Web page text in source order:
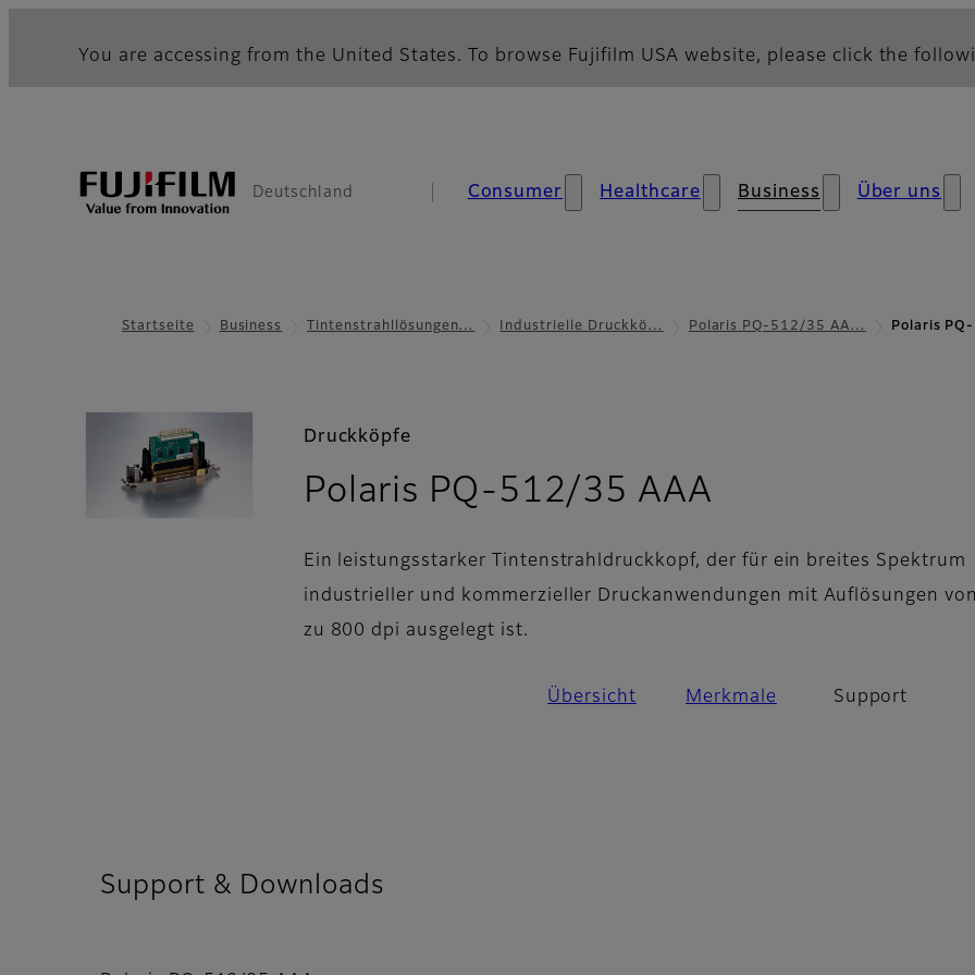
You are accessing from the United States. To browse Fujifilm USA website, please click the
Deutschland Consumer Healthcare Business Über uns
Startseite Business Tintenstrahllösungen… Industrielle Druckkö… Polaris PQ-512/35 AA… Polaris
Druckköpfe
Polaris PQ-512/35 AAA
Ein leistungsstarker Tintenstrahldruckkopf, der für ein breites Spektrum
industrieller und kommerzieller Druckanwendungen mit Auflösungen
zu 800 dpi ausgelegt ist.
Übersicht Merkmale Support
Support & Downloads